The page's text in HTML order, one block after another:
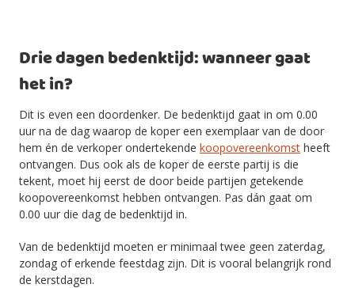
Drie dagen bedenktijd: wanneer gaat
het in?
Dit is even een doordenker. De bedenktijd gaat in om 0.00
uur na de dag waarop de koper een exemplaar van de door
hem én de verkoper ondertekende koopovereenkomst heeft
ontvangen. Dus ook als de koper de eerste partij is die
tekent, moet hij eerst de door beide partijen getekende
koopovereenkomst hebben ontvangen. Pas dán gaat om
0.00 uur die dag de bedenktijd in.
Van de bedenktijd moeten er minimaal twee geen zaterdag,
zondag of erkende feestdag zijn. Dit is vooral belangrijk rond
de kerstdagen.